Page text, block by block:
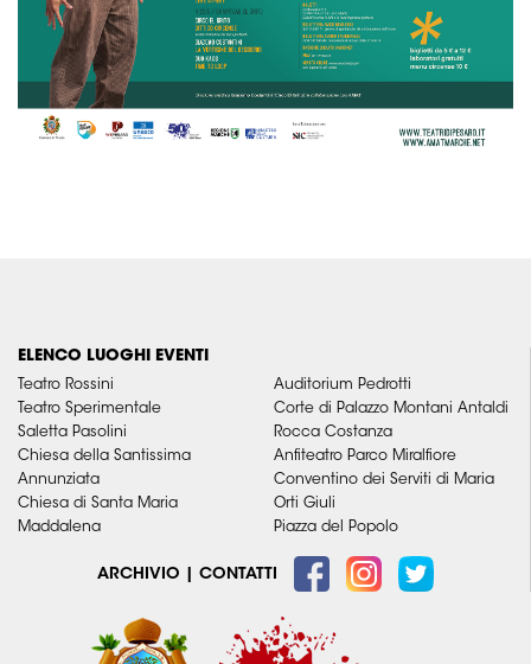
ELENCO LUOGHI EVENTI
Teatro Rossini
Teatro Sperimentale
Saletta Pasolini
Chiesa della Santissima
Annunziata
Chiesa di Santa Maria
Maddalena
Auditorium Pedrotti
Corte di Palazzo Montani Antaldi
Rocca Costanza
Anfiteatro Parco Miralfiore
Conventino dei Serviti di Maria
Orti Giuli
Piazza del Popolo
ARCHIVIO CONTATTI